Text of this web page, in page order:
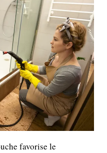
favorise le